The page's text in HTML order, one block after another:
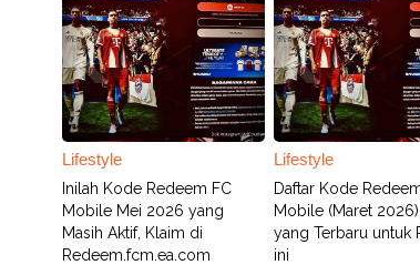
Lifestyle
Inilah Kode Redeem FC
Mobile Mei 2026 yang
Masih Aktif, Klaim di
Redeem.fcm.ea.com
Lifestyle
Daftar Kode
Mobile (Maret
yang Terbaru untuk
ini